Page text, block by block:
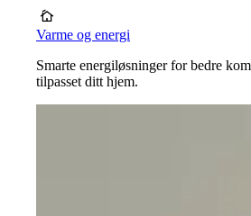
Varme og energi
Smarte energiløsninger for bedre
tilpasset ditt hjem.